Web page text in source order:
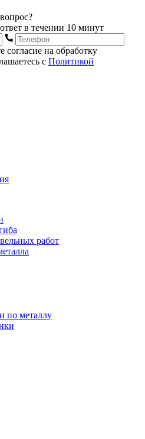
в течении 10 минут
на обработку
с Политикой
работ
по металлу